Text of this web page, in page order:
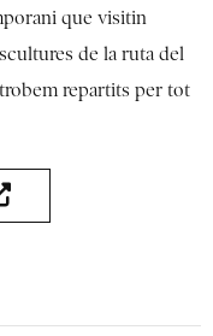
que visitin
de la ruta del
repartits per tot